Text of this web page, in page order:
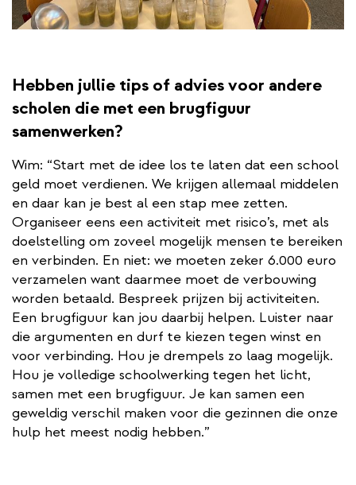
Hebben jullie tips of advies voor andere
scholen die met een brugfiguur
samenwerken?
Wim: “Start met de idee los te laten dat een school
geld moet verdienen. We krijgen allemaal middelen
en daar kan je best al een stap mee zetten.
Organiseer eens een activiteit met risico’s, met als
doelstelling om zoveel mogelijk mensen te bereiken
en verbinden. En niet: we moeten zeker 6.000 euro
verzamelen want daarmee moet de verbouwing
worden betaald. Bespreek prijzen bij activiteiten.
Een brugfiguur kan jou daarbij helpen. Luister naar
die argumenten en durf te kiezen tegen winst en
voor verbinding. Hou je drempels zo laag mogelijk.
Hou je volledige schoolwerking tegen het licht,
samen met een brugfiguur. Je kan samen een
geweldig verschil maken voor die gezinnen die onze
hulp het meest nodig hebben.”